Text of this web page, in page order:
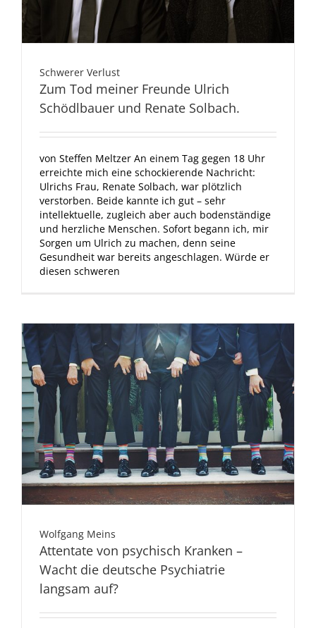
Schwerer Verlust
Zum Tod meiner Freunde Ulrich
Schödlbauer und Renate Solbach.
von Steffen Meltzer An einem Tag gegen 18 Uhr
erreichte mich eine schockierende Nachricht:
Ulrichs Frau, Renate Solbach, war plötzlich
verstorben. Beide kannte ich gut – sehr
intellektuelle, zugleich aber auch bodenständige
und herzliche Menschen. Sofort begann ich, mir
Sorgen um Ulrich zu machen, denn seine
Gesundheit war bereits angeschlagen. Würde er
diesen schweren
Wolfgang Meins
Attentate von psychisch Kranken –
Wacht die deutsche Psychiatrie
langsam auf?